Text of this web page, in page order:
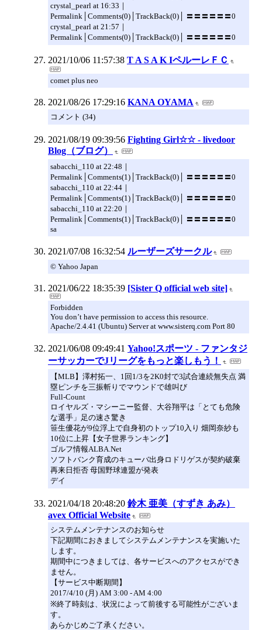
crystal_pearl at 16:33｜
Permalink│Comments(0)│TrackBack(0)│ 〓〓〓〓〓〓0
crystal_pearl at 21:57｜
Permalink│Comments(0)│TrackBack(0)│ 〓〓〓〓〓〓0
2021/10/06 11:57:38 T A S A K IペルーレＦＣ
comet plus neo
2021/08/26 17:29:16 KANA OYAMA
コメント (34)
2021/08/19 09:39:56 Fighting Girl☆☆ - livedoor
Blog（ブログ）
sabacchi_110 at 22:48｜
Permalink│Comments(1)│TrackBack(0)│ 〓〓〓〓〓〓0
sabacchi_110 at 22:44｜
Permalink│Comments(1)│TrackBack(0)│ 〓〓〓〓〓〓0
sabacchi_110 at 22:20｜
Permalink│Comments(1)│TrackBack(0)│ 〓〓〓〓〓〓0
sa
2021/07/08 16:32:54 ルーザーズサークル
© Yahoo Japan
2021/06/22 18:35:39 [Sister Q official web site]
Forbidden
You don’t have permission to access this resource.
Apache/2.4.41 (Ubuntu) Server at www.sisterq.com Port 80
2021/06/08 09:49:41 Yahoo!スポーツ - ファンタジ
ーサッカーでJリーグをもっと楽しもう！
【MLB】澤村拓一、1回1/3を2K0封で3試合連続無失点 満
塁ピンチを三振斬りでマウンドで雄叫び
Full-Count
ロイヤルズ・マシーニー監督、大谷翔平は「とても危険
な選手」足の速さ驚き
笹生優花が9位浮上で自身初のトップ10入り 畑岡奈紗も
10位に上昇【女子世界ランキング】
ゴルフ情報ALBA.Net
ソフトバンク育成のキューバ出身ロドリゲスが契約破棄
再来日拒否 母国野球連盟が発表
デイ
2021/04/18 20:48:20 鈴木 亜美（すずき あみ）
avex Official Website
システムメンテナンスのお知らせ
下記期間におきましてシステムメンテナンスを実施いた
します。
期間中につきましては、各サービスへのアクセスができ
ません。
【サービス中断期間】
2017/4/10 (月) AM 3:00 - AM 4:00
※終了時刻は、状況によって前後する可能性がございま
す。
あらかじめご了承ください。